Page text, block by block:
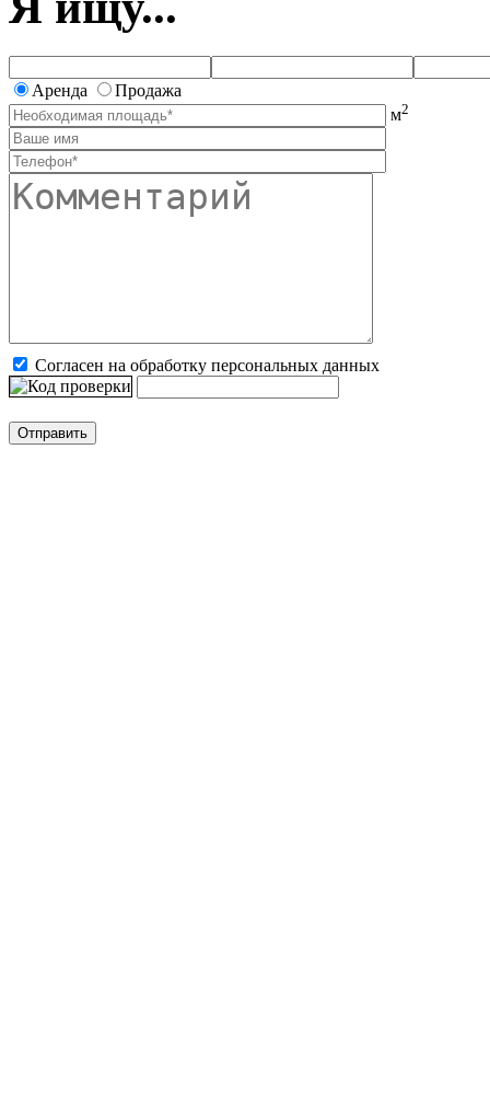
Аренда
Продажа
м2
Согласен на обработку персональных данных